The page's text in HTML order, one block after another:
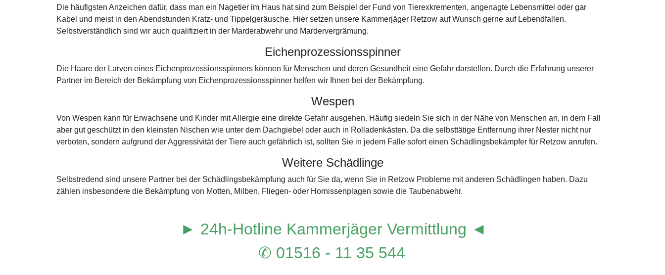
Die häufigsten Anzeichen dafür, dass man ein Nagetier im Haus hat sind zum Beispiel der Fund von Tierexkrementen, angenagte Lebensmittel oder gar
Kabel und meist in den Abendstunden Kratz- und Tippelgeräusche. Hier setzen unsere Kammerjäger Retzow auf Wunsch gerne auf Lebendfallen.
Selbstverständlich sind wir auch qualifiziert in der Marderabwehr und Mardervergrämung.
Eichenprozessionsspinner
Die Haare der Larven eines Eichenprozessionsspinners können für Menschen und deren Gesundheit eine Gefahr darstellen. Durch die Erfahrung unserer
Partner im Bereich der Bekämpfung von Eichenprozessionsspinner helfen wir Ihnen bei der Bekämpfung.
Wespen
Von Wespen kann für Erwachsene und Kinder mit Allergie eine direkte Gefahr ausgehen. Häufig siedeln Sie sich in der Nähe von Menschen an, in dem Fall
aber gut geschützt in den kleinsten Nischen wie unter dem Dachgiebel oder auch in Rolladenkästen. Da die selbsttätige Entfernung ihrer Nester nicht nur
verboten, sondern aufgrund der Aggressivität der Tiere auch gefährlich ist, sollten Sie in jedem Falle sofort einen Schädlingsbekämpfer für Retzow anrufen.
Weitere Schädlinge
Selbstredend sind unsere Partner bei der Schädlingsbekämpfung auch für Sie da, wenn Sie in Retzow Probleme mit anderen Schädlingen haben. Dazu
zählen insbesondere die Bekämpfung von Motten, Milben, Fliegen- oder Hornissenplagen sowie die Taubenabwehr.
► 24h-Hotline Kammerjäger Vermittlung ◄
✆ 01516 - 11 35 544